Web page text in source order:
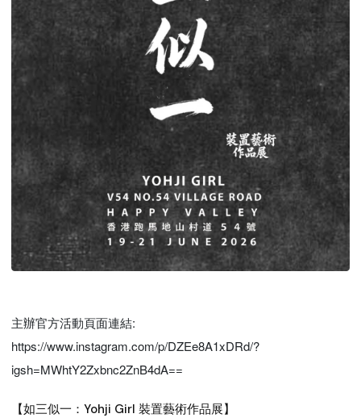
主辦官方活動頁面連結:
https://www.instagram.com/p/DZEe8A1xDRd/?
igsh=MWhtY2Zxbnc2ZnB4dA==
【如三似一：Yohji Girl 裝置藝術作品展】